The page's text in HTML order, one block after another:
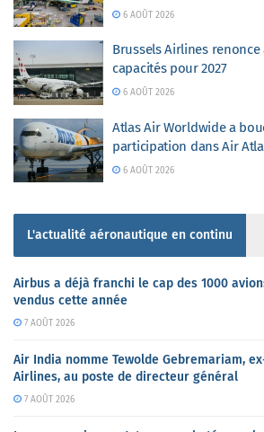
6 AOÛT 2026
Brussels Airlines
capacités pour 2027
6 AOÛT 2026
Atlas Air Worldwide a
participation dans Air
6 AOÛT 2026
L'actualité aéronautique en continu
Airbus a déjà franchi le cap des 1000
vendus cette année
7 AOÛT 2026
Air India nomme Tewolde Gebremariam,
Airlines, au poste de directeur général
7 AOÛT 2026